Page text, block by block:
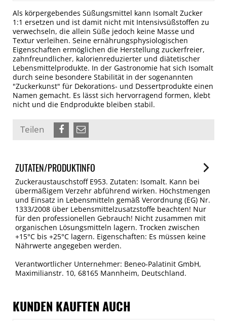
Als körpergebendes Süßungsmittel kann Isomalt Zucker
1:1 ersetzen und ist damit nicht mit Intensivsüßstoffen zu
verwechseln, die allein Süße jedoch keine Masse und
Textur verleihen. Seine ernährungsphysiologischen
Eigenschaften ermöglichen die Herstellung zuckerfreier,
zahnfreundlicher, kalorienreduzierter und diätetischer
Lebensmittelprodukte. In der Gastronomie hat sich Isomalt
durch seine besondere Stabilität in der sogenannten
"Zuckerkunst" für Dekorations- und Dessertprodukte einen
Namen gemacht. Es lässt sich hervorragend formen, klebt
nicht und die Endprodukte bleiben stabil.
Teilen
ZUTATEN/PRODUKTINFO
Zuckeraustauschstoff E953. Zutaten: Isomalt. Kann bei
übermäßigem Verzehr abführend wirken. Höchstmengen
und Einsatz in Lebensmitteln gemäß Verordnung (EG) Nr.
1333/2008 über Lebensmittelzusatzstoffe beachten! Nur
für den professionellen Gebrauch! Nicht zusammen mit
organischen Lösungsmitteln lagern. Trocken zwischen
+15°C bis +25°C lagern. Eigenschaften: Es müssen keine
Nährwerte angegeben werden.
Verantwortlicher Unternehmer: Beneo-Palatinit GmbH,
Maximilianstr. 10, 68165 Mannheim, Deutschland.
KUNDEN KAUFTEN AUCH